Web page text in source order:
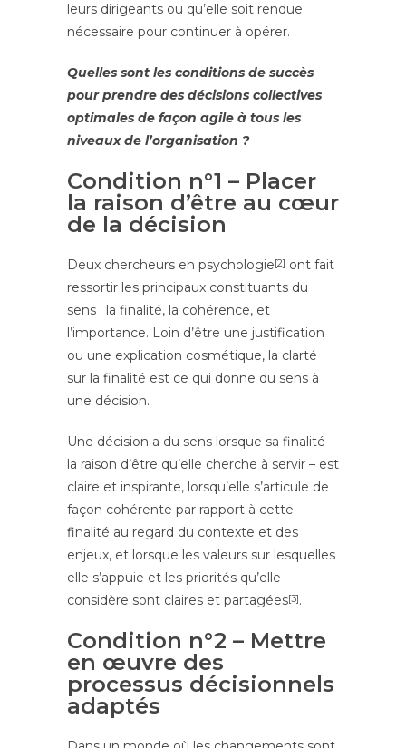
leurs dirigeants ou qu’elle soit rendue
nécessaire pour continuer à opérer.
Quelles sont les conditions de succès
pour prendre des décisions collectives
optimales de façon agile à tous les
niveaux de l’organisation ?
Condition n°1 – Placer
la raison d’être au cœur
de la décision
Deux chercheurs en psychologie[2] ont fait
ressortir les principaux constituants du
sens : la finalité, la cohérence, et
l’importance. Loin d’être une justification
ou une explication cosmétique, la clarté
sur la finalité est ce qui donne du sens à
une décision.
Une décision a du sens lorsque sa finalité –
la raison d’être qu’elle cherche à servir – est
claire et inspirante, lorsqu’elle s’articule de
façon cohérente par rapport à cette
finalité au regard du contexte et des
enjeux, et lorsque les valeurs sur lesquelles
elle s’appuie et les priorités qu’elle
considère sont claires et partagées[3].
Condition n°2 – Mettre
en œuvre des
processus décisionnels
adaptés